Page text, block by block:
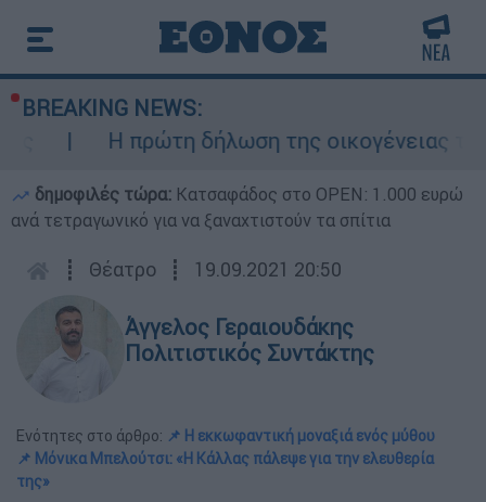
BREAKING NEWS:
Η πρώτη δήλωση της οικογένειας της
δημοφιλές τώρα: Κατσαφάδος στο OPEN: 1.000 ευρώ
ανά τετραγωνικό για να ξαναχτιστούν τα σπίτια
┋ Θέατρο ┋ 19.09.2021 20:50
Άγγελος Γεραιουδάκης
Πολιτιστικός Συντάκτης
Ενότητες στο άρθρο: 📌 Η εκκωφαντική μοναξιά ενός μύθου
📌 Μόνικα Μπελούτσι: «Η Κάλλας πάλεψε για την ελευθερία
της»